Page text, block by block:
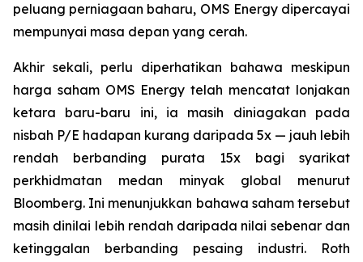
peluang perniagaan baharu, OMS Energy dipercayai
mempunyai masa depan yang cerah.
Akhir sekali, perlu diperhatikan bahawa meskipun
harga saham OMS Energy telah mencatat lonjakan
ketara baru-baru ini, ia masih diniagakan pada
nisbah P/E hadapan kurang daripada 5x — jauh lebih
rendah berbanding purata 15x bagi syarikat
perkhidmatan medan minyak global menurut
Bloomberg. Ini menunjukkan bahawa saham tersebut
masih dinilai lebih rendah daripada nilai sebenar dan
ketinggalan berbanding pesaing industri. Roth